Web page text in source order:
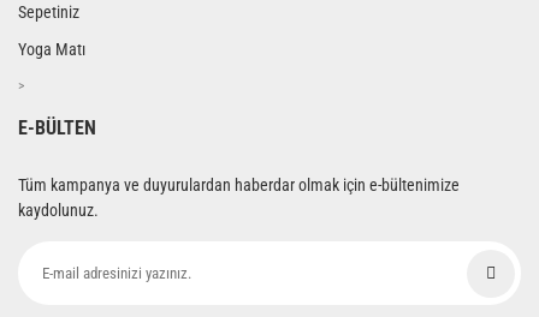
Sepetiniz
Yoga Matı
>
E-BÜLTEN
Tüm kampanya ve duyurulardan haberdar olmak için e-bültenimize
kaydolunuz.